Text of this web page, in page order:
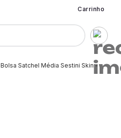
Carrinho
Bolsa Satchel Média Sestini Skin -